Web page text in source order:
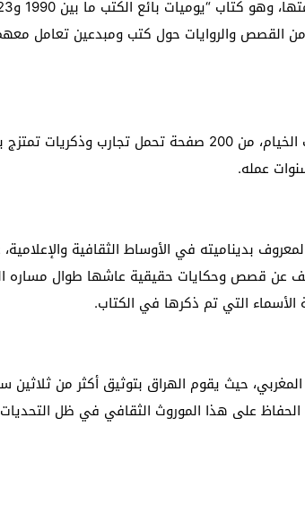
القصص والروايات حول كتب ومبدعين تعامل
يتألف الكتاب الجديد، الصادر عن منشورات الخيام، من 200 صفحة
عمله.
بديناميته في الأوساط الثقافية
عن قصص وحكايات حقيقية عاشها طوال مساره
التي تم ذكرها في الكتاب.
المغربي، حيث يقوم الهراق بتوثيق أكثر من
على هذا الموروث الثقافي في ظل التحديات